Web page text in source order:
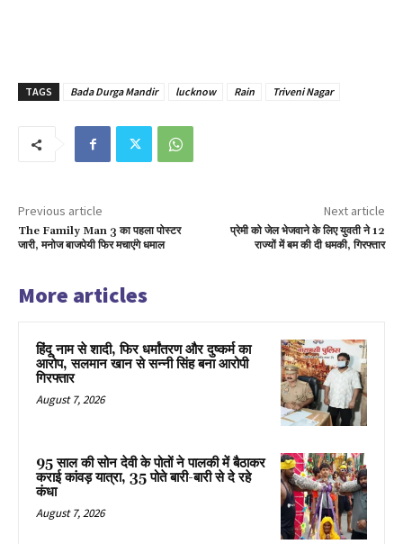
TAGS Bada Durga Mandir lucknow Rain Triveni Nagar
Previous article
The Family Man 3 का पहला पोस्टर
जारी, मनोज बाजपेयी फिर मचाएंगे धमाल
Next article
प्रेमी को जेल भेजवाने के लिए युवती ने 12
राज्यों में बम की दी धमकी, गिरफ्तार
More articles
हिंदू नाम से शादी, फिर धर्मांतरण और दुष्कर्म का
आरोप, सलमान खान से सन्नी सिंह बना आरोपी
गिरफ्तार
August 7, 2026
95 साल की सोन देवी के पोतों ने पालकी में बैठाकर
कराई कांवड़ यात्रा, 35 पोते बारी-बारी से दे रहे
कंधा
August 7, 2026